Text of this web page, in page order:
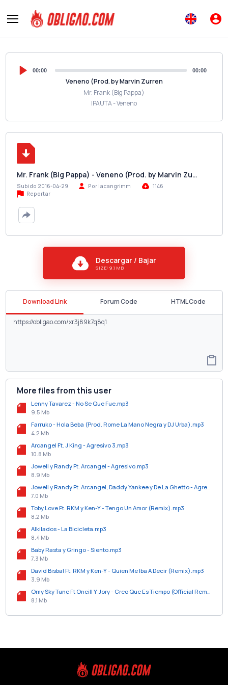
00:00 00:00
Veneno (Prod. by Marvin Zurren
Mr. Frank (Big Pappa)
IPAUTA - Veneno
Mr. Frank (Big Pappa) - Veneno (Prod. by Marvin Zu…
Subido 2016-04-29 Por lacangrimm
1146
Reportar
Descargar / Bajar
SIZE: 9.1 MB
Download Link Forum Code HTML Code
More files from this user
Lenny Tavarez - No Se Que Fue.mp3
9.5 Mb
Farruko - Hola Beba (Prod. Rome La Mano Negra y DJ Urba).mp3
4.2 Mb
Arcangel Ft. J King - Agresivo 3.mp3
10.8 Mb
Jowell y Randy Ft. Arcangel - Agresivo.mp3
8.9 Mb
Jowell y Randy Ft. Arcangel, Daddy Yankee y De La Ghetto - Agresivo (Official Remix).mp3
7.0 Mb
Toby Love Ft. RKM y Ken-Y - Tengo Un Amor (Remix).mp3
8.2 Mb
Alkilados - La Bicicleta.mp3
8.4 Mb
Baby Rasta y Gringo - Siento.mp3
7.3 Mb
David Bisbal Ft. RKM y Ken-Y - Quien Me Iba A Decir (Remix).mp3
3.9 Mb
8.1 Mb